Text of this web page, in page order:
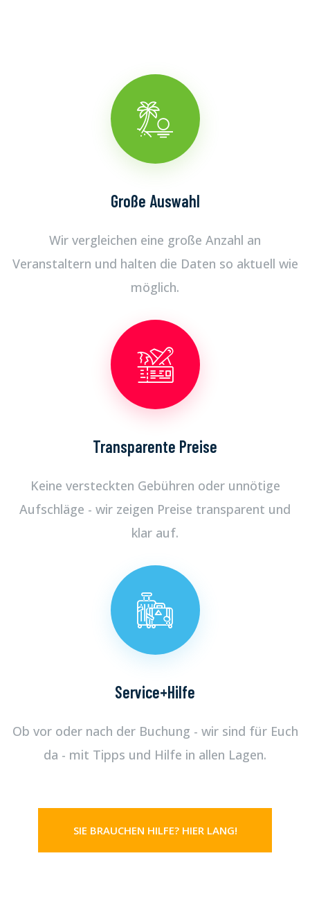
Große Auswahl
Wir vergleichen eine große Anzahl an
Veranstaltern und halten die Daten so aktuell wie
möglich.
Transparente Preise
Keine versteckten Gebühren oder unnötige
Aufschläge - wir zeigen Preise transparent und
klar auf.
Service+Hilfe
Ob vor oder nach der Buchung - wir sind für Euch
da - mit Tipps und Hilfe in allen Lagen.
SIE BRAUCHEN HILFE? HIER LANG!